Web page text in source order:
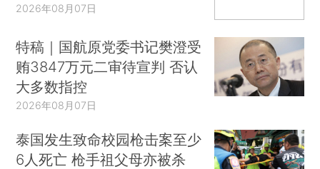
2026年08月07日
特稿｜国航原党委书记樊澄受
贿3847万元二审待宣判 否认
大多数指控
2026年08月07日
泰国发生致命校园枪击案至少
6人死亡 枪手祖父母亦被杀